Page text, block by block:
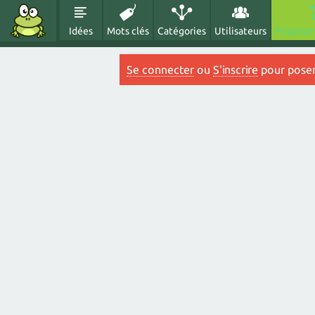
Idées Mots clés Catégories Utilisateurs
Se connecter ou S'inscrire pour